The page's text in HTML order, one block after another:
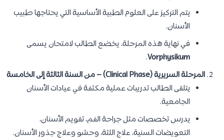
يتم التركيز على العلوم الطبية الأساسية التي يحتاجها طبيب
الأسنان.
في نهاية هذه المرحلة، يخضع الطالب لامتحان يسمى
Vorphysikum
.
المرحلة السريرية (Clinical Phase) – من السنة الثالثة إلى الخامسة
يتلقى الطالب تدريبات عملية مكثفة في عيادات الأسنان
الجامعية.
يدرس تخصصات مثل جراحة الفم، تقويم الأسنان،
التعويضات السنية، علاج اللثة، وحشو وعلاج جذور الأسنان.